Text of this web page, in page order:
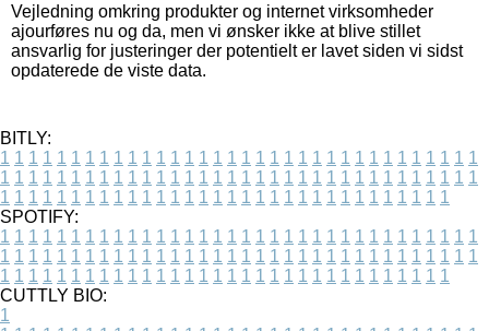
Vejledning omkring produkter og internet virksomheder
ajourføres nu og da, men vi ønsker ikke at blive stillet
ansvarlig for justeringer der potentielt er lavet siden vi sidst
opdaterede de viste data.
BITLY:
1 1 1 1 1 1 1 1 1 1 1 1 1 1 1 1 1 1 1 1 1 1 1 1 1 1 1 1 1 1 1 1 1 1
1 1 1 1 1 1 1 1 1 1 1 1 1 1 1 1 1 1 1 1 1 1 1 1 1 1 1 1 1 1 1 1 1 1
1 1 1 1 1 1 1 1 1 1 1 1 1 1 1 1 1 1 1 1 1 1 1 1 1 1 1 1 1 1 1 1
SPOTIFY:
1 1 1 1 1 1 1 1 1 1 1 1 1 1 1 1 1 1 1 1 1 1 1 1 1 1 1 1 1 1 1 1 1 1
1 1 1 1 1 1 1 1 1 1 1 1 1 1 1 1 1 1 1 1 1 1 1 1 1 1 1 1 1 1 1 1 1 1
1 1 1 1 1 1 1 1 1 1 1 1 1 1 1 1 1 1 1 1 1 1 1 1 1 1 1 1 1 1 1 1
CUTTLY BIO:
1